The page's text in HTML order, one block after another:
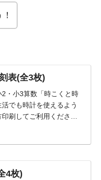
表(全3枚)
・小3算数「時こくと時
でも時計を使えるよう
刷してご利用くださ
4枚)